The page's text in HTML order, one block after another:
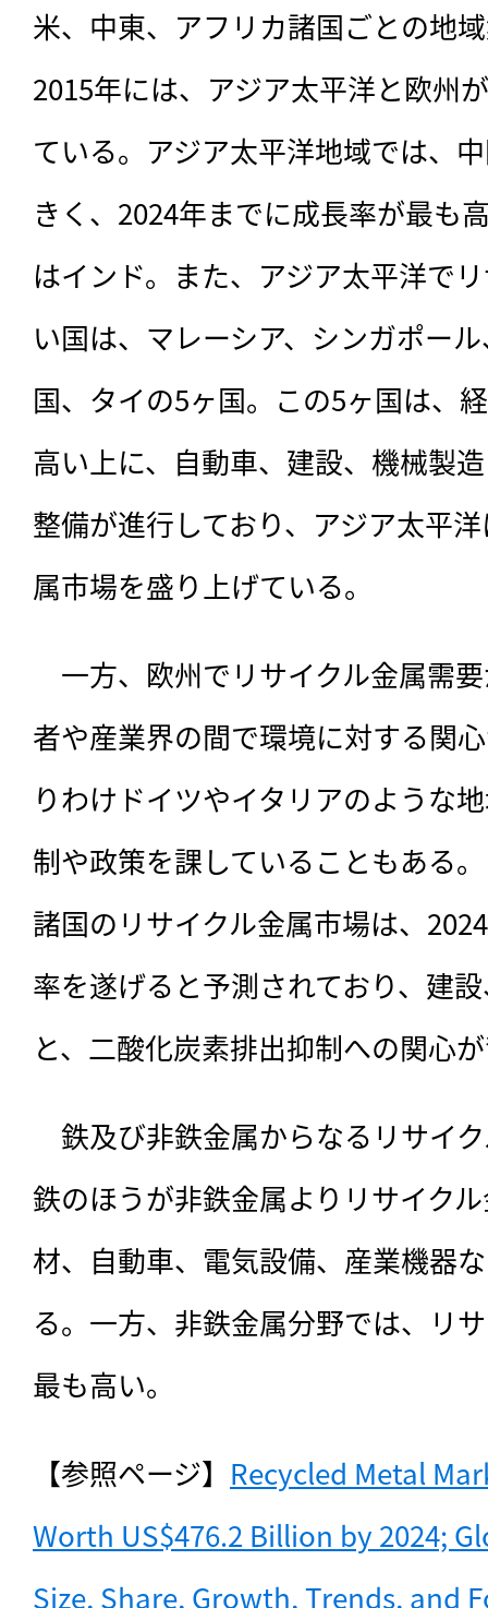
米、中東、アフリカ諸国ごとの地
2015年には、アジア太平洋と欧州
ている。アジア太平洋地域では、
きく、2024年までに成長率が最も
はインド。また、アジア太平洋で
い国は、マレーシア、シンガポー
国、タイの5ヶ国。この5ヶ国は、
高い上に、自動車、建設、機械製
整備が進行しており、アジア太平
属市場を盛り上げている。
一方、欧州でリサイクル金属需
者や産業界の間で環境に対する関
りわけドイツやイタリアのような
制や政策を課していることもある
諸国のリサイクル金属市場は、
率を遂げると予測されており、建
と、二酸化炭素排出抑制への関心
鉄及び非鉄金属からなるリサイ
鉄のほうが非鉄金属よりリサイク
材、自動車、電気設備、産業機器
る。一方、非鉄金属分野では、リ
最も高い。
【参照ページ】 Recycled Metal
Worth US$476.2 Billion by 2024;
Size, Share, Growth, Trends, and